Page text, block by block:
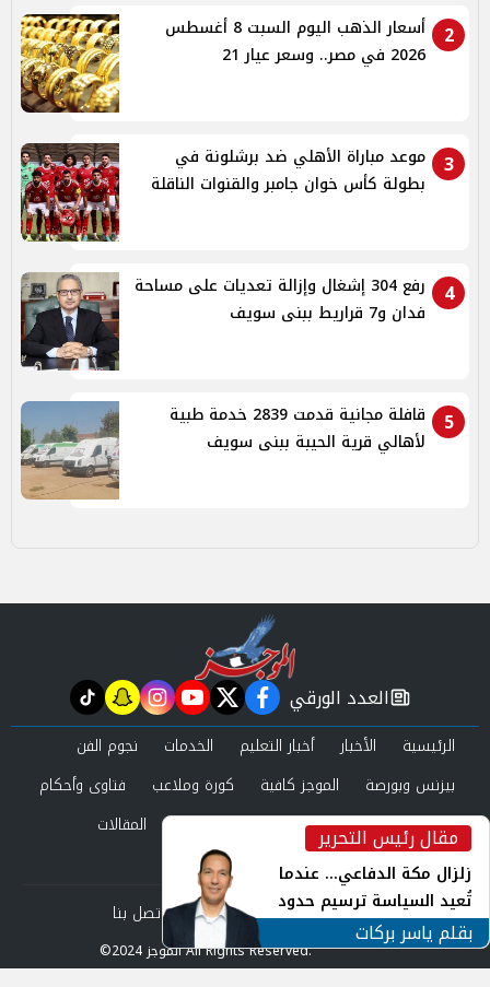
2
أسعار الذهب اليوم السبت 8 أغسطس
2026 في مصر.. وسعر عيار 21
3
موعد مباراة الأهلي ضد برشلونة في
بطولة كأس خوان جامبر والقنوات الناقلة
4
رفع 304 إشغال وإزالة تعديات على مساحة
فدان و7 قراريط ببنى سويف
5
قافلة مجانية قدمت 2839 خدمة طبية
لأهالي قرية الحيبة ببنى سويف
مقال رئيس التحرير
زلزال مكة الدفاعي... عندما
تُعيد السياسة ترسيم حدود
الأمن القومي العربي
بقلم ياسر بركات
newspaper
العدد الورقي facebook
twitter
youtube
instagram
snapchat
tiktok
الرئيسية الأخبار أخبار التعليم الخدمات
نجوم الفن
بيزنس وبورصة
الموجز كافية كورة وملاعب
فتاوى وأحكام
صحة وجمال
عرب وعالم حوادث ومحاكم
المقالات
العدد الورقي
من نحن
سياسة الخصوصية اتصل بنا
©2024 الموجز All Rights Reserved.